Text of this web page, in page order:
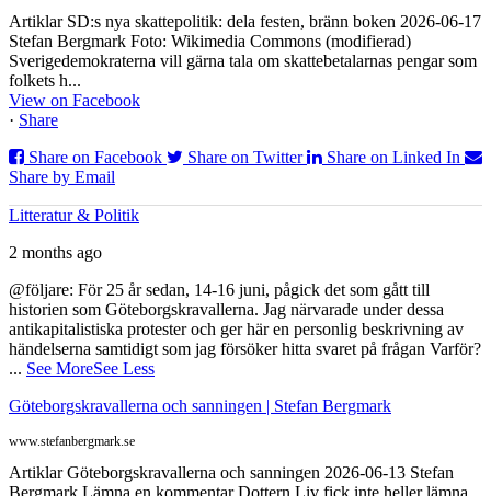
Artiklar SD:s nya skattepolitik: dela festen, bränn boken 2026-06-17
Stefan Bergmark Foto: Wikimedia Commons (modifierad)
Sverigedemokraterna vill gärna tala om skattebetalarnas pengar som
folkets h...
View on Facebook
· Share
Share on Facebook
Share on Twitter
Share on Linked In
Share by Email
Litteratur & Politik
2 months ago
@följare: För 25 år sedan, 14-16 juni, pågick det som gått till
historien som Göteborgskravallerna. Jag närvarade under dessa
antikapitalistiska protester och ger här en personlig beskrivning av
händelserna samtidigt som jag försöker hitta svaret på frågan Varför?
... See MoreSee Less
Göteborgskravallerna och sanningen | Stefan Bergmark
www.stefanbergmark.se
Artiklar Göteborgskravallerna och sanningen 2026-06-13 Stefan